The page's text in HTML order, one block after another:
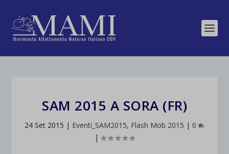
SAM 2015 A SORA (FR)
24 Set 2015 | Eventi_SAM2015, Flash Mob 2015 | 0
|